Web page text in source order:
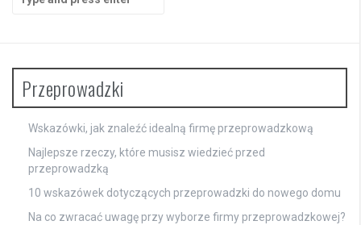
for:
Przeprowadzki
Wskazówki, jak znaleźć idealną firmę przeprowadzkową
Najlepsze rzeczy, które musisz wiedzieć przed
przeprowadzką
10 wskazówek dotyczących przeprowadzki do nowego domu
Na co zwracać uwagę przy wyborze firmy przeprowadzkowej?